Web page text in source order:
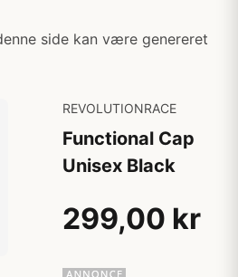
side kan være genereret
REVOLUTIONRACE
Functional Cap
Unisex Black
299,00 kr